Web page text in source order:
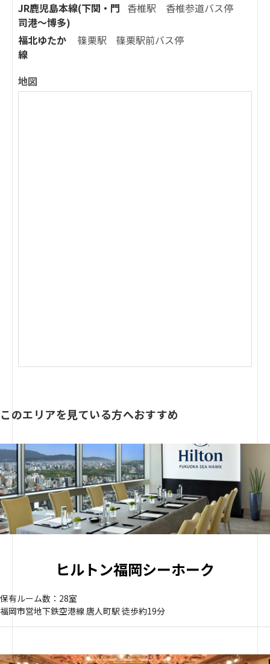
JR鹿児島本線(下関・門
司港～博多)
香椎駅 香椎参道バス停
福北ゆたか
線
篠栗駅 篠栗駅前バス停
地図
このエリアを見ている方へおすすめ
ヒルトン福岡シーホーク
保有ルーム数：28室
福岡市営地下鉄空港線 唐人町駅 徒歩約19分